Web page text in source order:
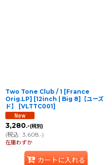
Two Tone Club / 1 [France
Orig.LP] [12inch | Big 8]【ユーズ
ド】
[VLTTC001]
3,280.-(税別)
(税込: 3,608.-)
在庫わずか
カートに入れる